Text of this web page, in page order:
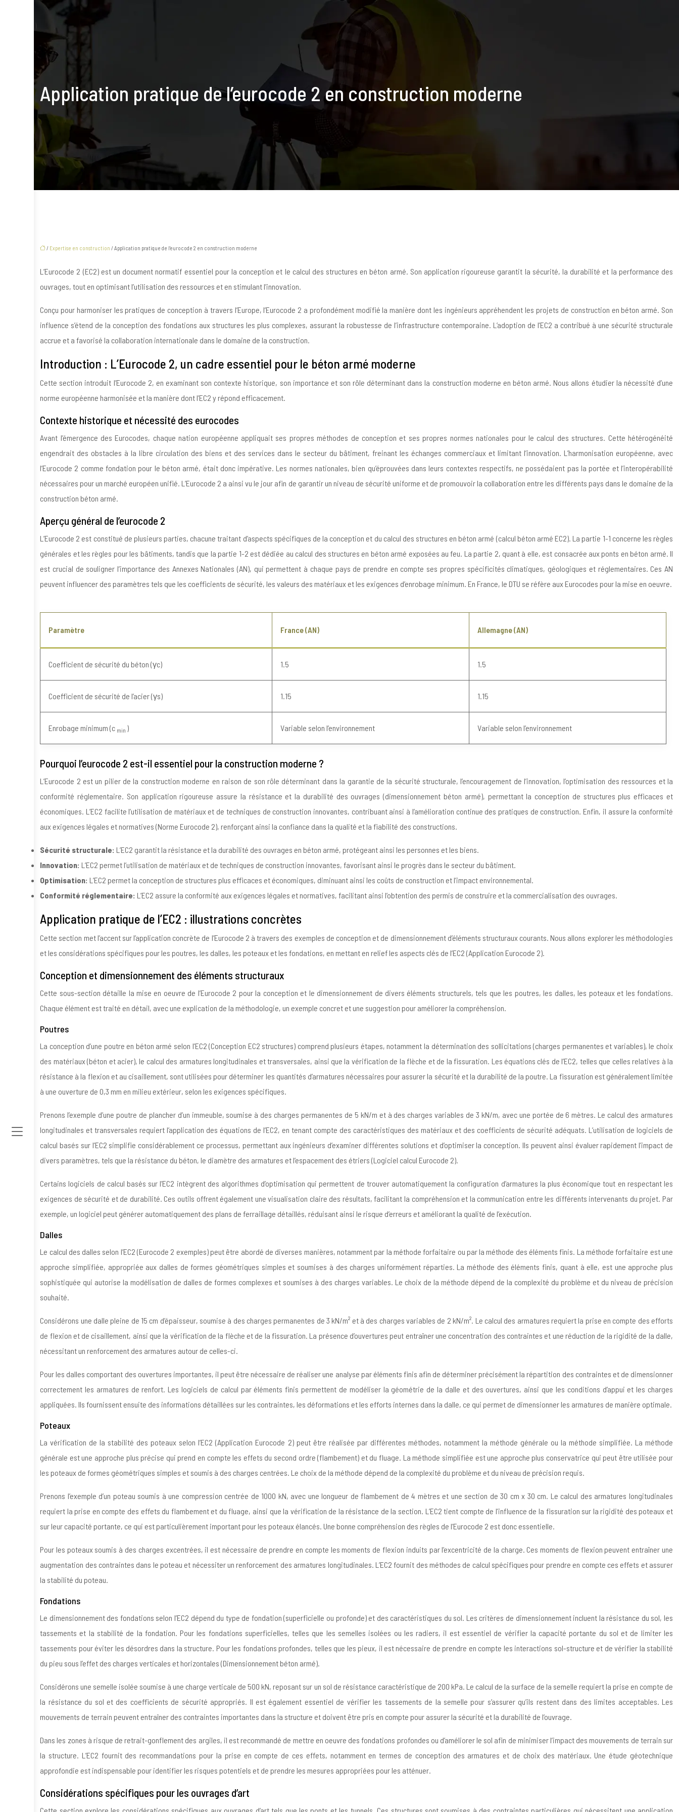
Application pratique de l’eurocode 2 en construction moderne
/ Expertise en construction / Application pratique de l’eurocode 2 en construction moderne
L’Eurocode 2 (EC2) est un document normatif essentiel pour la conception et le calcul des structures en béton armé. Son application rigoureuse garantit la sécurité, la durabilité et la performance des
ouvrages, tout en optimisant l’utilisation des ressources et en stimulant l’innovation.
Conçu pour harmoniser les pratiques de conception à travers l’Europe, l’Eurocode 2 a profondément modifié la manière dont les ingénieurs appréhendent les projets de construction en béton armé. Son
influence s’étend de la conception des fondations aux structures les plus complexes, assurant la robustesse de l’infrastructure contemporaine. L’adoption de l’EC2 a contribué à une sécurité structurale
accrue et a favorisé la collaboration internationale dans le domaine de la construction.
Introduction : L’Eurocode 2, un cadre essentiel pour le béton armé moderne
Cette section introduit l’Eurocode 2, en examinant son contexte historique, son importance et son rôle déterminant dans la construction moderne en béton armé. Nous allons étudier la nécessité d’une
norme européenne harmonisée et la manière dont l’EC2 y répond efficacement.
Contexte historique et nécessité des eurocodes
Avant l’émergence des Eurocodes, chaque nation européenne appliquait ses propres méthodes de conception et ses propres normes nationales pour le calcul des structures. Cette hétérogénéité
engendrait des obstacles à la libre circulation des biens et des services dans le secteur du bâtiment, freinant les échanges commerciaux et limitant l’innovation. L’harmonisation européenne, avec
l’Eurocode 2 comme fondation pour le béton armé, était donc impérative. Les normes nationales, bien qu’éprouvées dans leurs contextes respectifs, ne possédaient pas la portée et l’interopérabilité
nécessaires pour un marché européen unifié. L’Eurocode 2 a ainsi vu le jour afin de garantir un niveau de sécurité uniforme et de promouvoir la collaboration entre les différents pays dans le domaine de la
construction béton armé.
Aperçu général de l’eurocode 2
L’Eurocode 2 est constitué de plusieurs parties, chacune traitant d’aspects spécifiques de la conception et du calcul des structures en béton armé (calcul béton armé EC2). La partie 1-1 concerne les règles
générales et les règles pour les bâtiments, tandis que la partie 1-2 est dédiée au calcul des structures en béton armé exposées au feu. La partie 2, quant à elle, est consacrée aux ponts en béton armé. Il
est crucial de souligner l’importance des Annexes Nationales (AN), qui permettent à chaque pays de prendre en compte ses propres spécificités climatiques, géologiques et réglementaires. Ces AN
peuvent influencer des paramètres tels que les coefficients de sécurité, les valeurs des matériaux et les exigences d’enrobage minimum. En France, le DTU se réfère aux Eurocodes pour la mise en oeuvre.
Paramètre France (AN) Allemagne (AN)
Coefficient de sécurité du béton (γc) 1.5 1.5
Coefficient de sécurité de l’acier (γs) 1.15 1.15
Enrobage minimum (c min ) Variable selon l’environnement Variable selon l’environnement
Pourquoi l’eurocode 2 est-il essentiel pour la construction moderne ?
L’Eurocode 2 est un pilier de la construction moderne en raison de son rôle déterminant dans la garantie de la sécurité structurale, l’encouragement de l’innovation, l’optimisation des ressources et la
conformité réglementaire. Son application rigoureuse assure la résistance et la durabilité des ouvrages (dimensionnement béton armé), permettant la conception de structures plus efficaces et
économiques. L’EC2 facilite l’utilisation de matériaux et de techniques de construction innovantes, contribuant ainsi à l’amélioration continue des pratiques de construction. Enfin, il assure la conformité
aux exigences légales et normatives (Norme Eurocode 2), renforçant ainsi la confiance dans la qualité et la fiabilité des constructions.
Sécurité structurale:L’EC2 garantit la résistance et la durabilité des ouvrages en béton armé, protégeant ainsi les personnes et les biens.
Innovation:L’EC2 permet l’utilisation de matériaux et de techniques de construction innovantes, favorisant ainsi le progrès dans le secteur du bâtiment.
Optimisation:L’EC2 permet la conception de structures plus efficaces et économiques, diminuant ainsi les coûts de construction et l’impact environnemental.
Conformité réglementaire:L’EC2 assure la conformité aux exigences légales et normatives, facilitant ainsi l’obtention des permis de construire et la commercialisation des ouvrages.
Application pratique de l’EC2 : illustrations concrètes
Cette section met l’accent sur l’application concrète de l’Eurocode 2 à travers des exemples de conception et de dimensionnement d’éléments structuraux courants. Nous allons explorer les méthodologies
et les considérations spécifiques pour les poutres, les dalles, les poteaux et les fondations, en mettant en relief les aspects clés de l’EC2 (Application Eurocode 2).
Conception et dimensionnement des éléments structuraux
Cette sous-section détaille la mise en oeuvre de l’Eurocode 2 pour la conception et le dimensionnement de divers éléments structurels, tels que les poutres, les dalles, les poteaux et les fondations.
Chaque élément est traité en détail, avec une explication de la méthodologie, un exemple concret et une suggestion pour améliorer la compréhension.
Poutres
La conception d’une poutre en béton armé selon l’EC2 (Conception EC2 structures) comprend plusieurs étapes, notamment la détermination des sollicitations (charges permanentes et variables), le choix
des matériaux (béton et acier), le calcul des armatures longitudinales et transversales, ainsi que la vérification de la flèche et de la fissuration. Les équations clés de l’EC2, telles que celles relatives à la
résistance à la flexion et au cisaillement, sont utilisées pour déterminer les quantités d’armatures nécessaires pour assurer la sécurité et la durabilité de la poutre. La fissuration est généralement limitée
à une ouverture de 0,3 mm en milieu extérieur, selon les exigences spécifiques.
Prenons l’exemple d’une poutre de plancher d’un immeuble, soumise à des charges permanentes de 5 kN/m et à des charges variables de 3 kN/m, avec une portée de 6 mètres. Le calcul des armatures
longitudinales et transversales requiert l’application des équations de l’EC2, en tenant compte des caractéristiques des matériaux et des coefficients de sécurité adéquats. L’utilisation de logiciels de
calcul basés sur l’EC2 simplifie considérablement ce processus, permettant aux ingénieurs d’examiner différentes solutions et d’optimiser la conception. Ils peuvent ainsi évaluer rapidement l’impact de
divers paramètres, tels que la résistance du béton, le diamètre des armatures et l’espacement des étriers (Logiciel calcul Eurocode 2).
Certains logiciels de calcul basés sur l’EC2 intègrent des algorithmes d’optimisation qui permettent de trouver automatiquement la configuration d’armatures la plus économique tout en respectant les
exigences de sécurité et de durabilité. Ces outils offrent également une visualisation claire des résultats, facilitant la compréhension et la communication entre les différents intervenants du projet. Par
exemple, un logiciel peut générer automatiquement des plans de ferraillage détaillés, réduisant ainsi le risque d’erreurs et améliorant la qualité de l’exécution.
Dalles
Le calcul des dalles selon l’EC2 (Eurocode 2 exemples) peut être abordé de diverses manières, notamment par la méthode forfaitaire ou par la méthode des éléments finis. La méthode forfaitaire est une
approche simplifiée, appropriée aux dalles de formes géométriques simples et soumises à des charges uniformément réparties. La méthode des éléments finis, quant à elle, est une approche plus
sophistiquée qui autorise la modélisation de dalles de formes complexes et soumises à des charges variables. Le choix de la méthode dépend de la complexité du problème et du niveau de précision
souhaité.
Considérons une dalle pleine de 15 cm d’épaisseur, soumise à des charges permanentes de 3 kN/m² et à des charges variables de 2 kN/m². Le calcul des armatures requiert la prise en compte des efforts
de flexion et de cisaillement, ainsi que la vérification de la flèche et de la fissuration. La présence d’ouvertures peut entraîner une concentration des contraintes et une réduction de la rigidité de la dalle,
nécessitant un renforcement des armatures autour de celles-ci.
Pour les dalles comportant des ouvertures importantes, il peut être nécessaire de réaliser une analyse par éléments finis afin de déterminer précisément la répartition des contraintes et de dimensionner
correctement les armatures de renfort. Les logiciels de calcul par éléments finis permettent de modéliser la géométrie de la dalle et des ouvertures, ainsi que les conditions d’appui et les charges
appliquées. Ils fournissent ensuite des informations détaillées sur les contraintes, les déformations et les efforts internes dans la dalle, ce qui permet de dimensionner les armatures de manière optimale.
Poteaux
La vérification de la stabilité des poteaux selon l’EC2 (Application Eurocode 2) peut être réalisée par différentes méthodes, notamment la méthode générale ou la méthode simplifiée. La méthode
générale est une approche plus précise qui prend en compte les effets du second ordre (flambement) et du fluage. La méthode simplifiée est une approche plus conservatrice qui peut être utilisée pour
les poteaux de formes géométriques simples et soumis à des charges centrées. Le choix de la méthode dépend de la complexité du problème et du niveau de précision requis.
Prenons l’exemple d’un poteau soumis à une compression centrée de 1000 kN, avec une longueur de flambement de 4 mètres et une section de 30 cm x 30 cm. Le calcul des armatures longitudinales
requiert la prise en compte des effets du flambement et du fluage, ainsi que la vérification de la résistance de la section. L’EC2 tient compte de l’influence de la fissuration sur la rigidité des poteaux et
sur leur capacité portante, ce qui est particulièrement important pour les poteaux élancés. Une bonne compréhension des règles de l’Eurocode 2 est donc essentielle.
Pour les poteaux soumis à des charges excentrées, il est nécessaire de prendre en compte les moments de flexion induits par l’excentricité de la charge. Ces moments de flexion peuvent entraîner une
augmentation des contraintes dans le poteau et nécessiter un renforcement des armatures longitudinales. L’EC2 fournit des méthodes de calcul spécifiques pour prendre en compte ces effets et assurer
la stabilité du poteau.
Fondations
Le dimensionnement des fondations selon l’EC2 dépend du type de fondation (superficielle ou profonde) et des caractéristiques du sol. Les critères de dimensionnement incluent la résistance du sol, les
tassements et la stabilité de la fondation. Pour les fondations superficielles, telles que les semelles isolées ou les radiers, il est essentiel de vérifier la capacité portante du sol et de limiter les
tassements pour éviter les désordres dans la structure. Pour les fondations profondes, telles que les pieux, il est nécessaire de prendre en compte les interactions sol-structure et de vérifier la stabilité
du pieu sous l’effet des charges verticales et horizontales (Dimensionnement béton armé).
Considérons une semelle isolée soumise à une charge verticale de 500 kN, reposant sur un sol de résistance caractéristique de 200 kPa. Le calcul de la surface de la semelle requiert la prise en compte de
la résistance du sol et des coefficients de sécurité appropriés. Il est également essentiel de vérifier les tassements de la semelle pour s’assurer qu’ils restent dans des limites acceptables. Les
mouvements de terrain peuvent entraîner des contraintes importantes dans la structure et doivent être pris en compte pour assurer la sécurité et la durabilité de l’ouvrage.
Dans les zones à risque de retrait-gonflement des argiles, il est recommandé de mettre en oeuvre des fondations profondes ou d’améliorer le sol afin de minimiser l’impact des mouvements de terrain sur
la structure. L’EC2 fournit des recommandations pour la prise en compte de ces effets, notamment en termes de conception des armatures et de choix des matériaux. Une étude géotechnique
approfondie est indispensable pour identifier les risques potentiels et de prendre les mesures appropriées pour les atténuer.
Considérations spécifiques pour les ouvrages d’art